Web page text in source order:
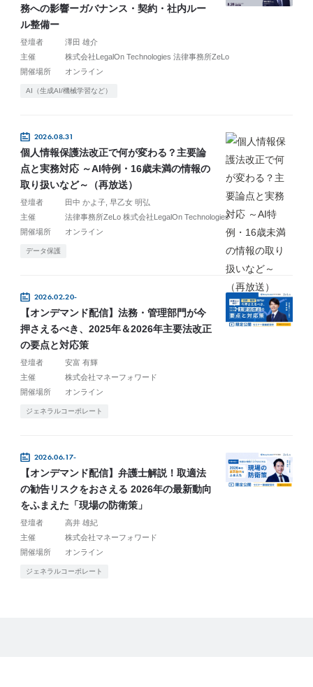
務への影響ーガバナンス・契約・社内ルー
ル整備ー
登壇者
澤田 雄介
主催
株式会社LegalOn Technologies 法律事務所ZeLo
開催場所
オンライン
AI（生成AI/機械学習など）
2026.08.31
個人情報保護法改正で何が変わる？主要論
点と実務対応 ～AI特例・16歳未満の情報の
取り扱いなど～（再放送）
登壇者 田中 かよ子 早乙女 明弘
主催
法律事務所ZeLo 株式会社LegalOn Technologies
開催場所
オンライン
データ保護
2026.02.20-
【オンデマンド配信】法務・管理部門が今
押さえるべき、2025年＆2026年主要法改正
の要点と対応策
登壇者
安富 有輝
主催
株式会社マネーフォワード
開催場所
オンライン
ジェネラルコーポレート
2026.06.17-
【オンデマンド配信】弁護士解説！取適法
の勧告リスクをおさえる 2026年の最新動向
をふまえた「現場の防衛策」
登壇者
高井 雄紀
主催
株式会社マネーフォワード
開催場所
オンライン
ジェネラルコーポレート